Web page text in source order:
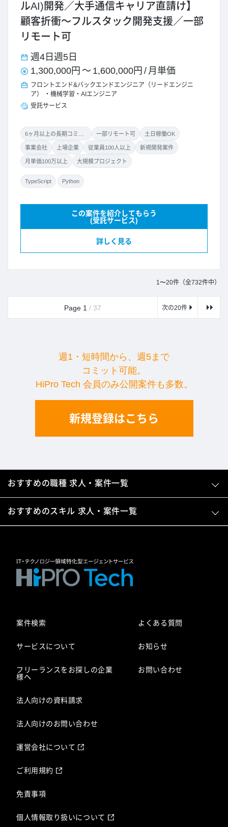
ルAI)開発／大手通信キャリア直請け】
顧客折衝～フルスタック開発支援／一部
リモート可
週4日 週5日
1,300,000円 ～ 1,600,000円 / 月単価
フロントエンド&バックエンドエンジニア（リードエンジニ
ア）
機械学習・AIエンジニア
受託サービス
一部リモート可 土日稼働OK
事業会社 上場企業 従業員100人以上 新規開発案件
月単価100万以上 大規模プロジェクト
TypeScript Python
詳しく見る
この案件を紹介してもらう
(受託サービス)
Page 1 / 37 次の20件
1〜20件（全732件中）
週1・短時間から、週5まで
コミット可能。
HiPro Tech 会員のみ公開案件も多数。
新規登録はこちら
おすすめの職種 求人・案件一覧
おすすめのスキル 求人・案件一覧
案件検索
サービスについて
フリーランスをお探しの企業
様へ
法人向けの資料請求
法人向けのお問い合わせ
よくある質問
お知らせ
お問い合わせ
運営会社について
ご利用規約
免責事項
個人情報取り扱いについて